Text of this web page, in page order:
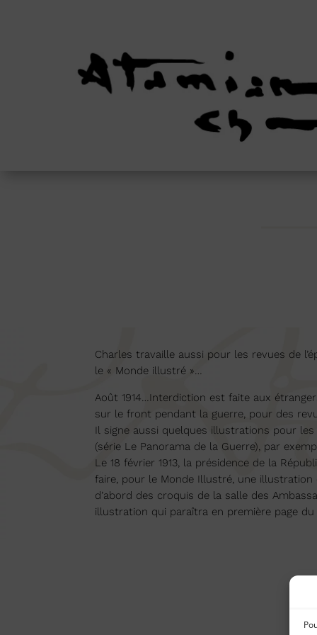
Charles travaille aussi pour les revues de
le « Monde illustré »…
Août 1914…Interdiction est faite aux
sur le front pendant la guerre, pour des
Il signe aussi quelques illustrations pour les
(série Le Panorama de la Guerre), par
Le 18 février 1913, la présidence de la
faire, pour le Monde Illustré, une
d’abord des croquis de la salle des
illustration qui paraîtra en première page